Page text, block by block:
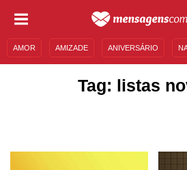
AMOR AMIZADE ANIVERSÁRIO
ENTRETENIMENTO FAMOSOS BÍBLIA
Tag: listas